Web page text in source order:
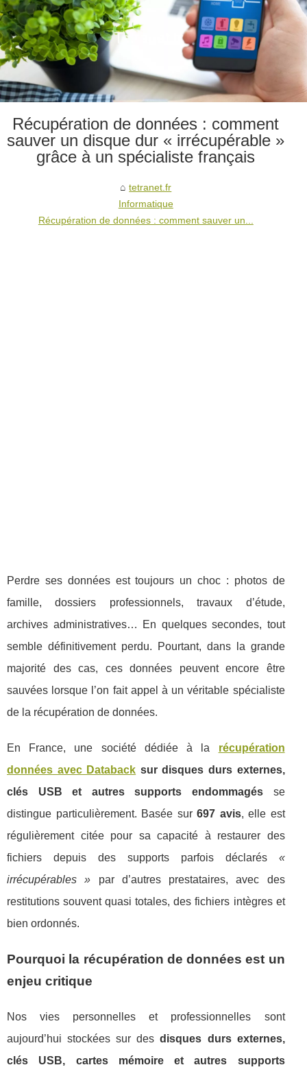
Récupération de données : comment
sauver un disque dur « irrécupérable »
grâce à un spécialiste français
tetranet.fr
Informatique
Récupération de données : comment sauver un...
Perdre ses données est toujours un choc : photos de
famille, dossiers professionnels, travaux d’étude,
archives administratives… En quelques secondes, tout
semble définitivement perdu. Pourtant, dans la grande
majorité des cas, ces données peuvent encore être
sauvées lorsque l’on fait appel à un véritable spécialiste
de la récupération de données.
En France, une société dédiée à la récupération
données avec Databack sur disques durs externes,
clés USB et autres supports endommagés se
distingue particulièrement. Basée sur697 avis, elle est
régulièrement citée pour sa capacité à restaurer des
fichiers depuis des supports parfois déclarés «
irrécupérables » par d’autres prestataires, avec des
restitutions souvent quasi totales, des fichiers intègres et
bien ordonnés.
Pourquoi la récupération de données est un
enjeu critique
Nos vies personnelles et professionnelles sont
aujourd’hui stockées sur desdisques durs externes,
clés USB, cartes mémoire et autres supports